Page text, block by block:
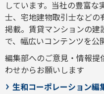
しています。当社の豊富
士、宅地建物取引士など
掲載。賃貸マンションの建
で、幅広いコンテンツを公
編集部へのご意見・情報提
わせからお願いします
生和コーポレーション編